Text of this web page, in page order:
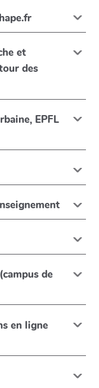
et
des
EPFL
Enseignement
de
en ligne